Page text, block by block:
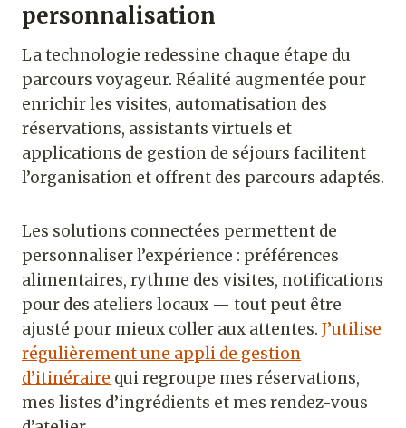
personnalisation
La technologie redessine chaque étape du
parcours voyageur. Réalité augmentée pour
enrichir les visites, automatisation des
réservations, assistants virtuels et
applications de gestion de séjours facilitent
l’organisation et offrent des parcours adaptés.
Les solutions connectées permettent de
personnaliser l’expérience : préférences
alimentaires, rythme des visites, notifications
pour des ateliers locaux — tout peut être
ajusté pour mieux coller aux attentes. J’utilise
régulièrement une appli de gestion
d’itinéraire qui regroupe mes réservations,
mes listes d’ingrédients et mes rendez-vous